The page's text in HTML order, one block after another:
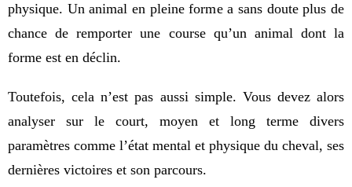
physique. Un animal en pleine forme a sans doute plus de
chance de remporter une course qu’un animal dont la
forme est en déclin.
Toutefois, cela n’est pas aussi simple. Vous devez alors
analyser sur le court, moyen et long terme divers
paramètres comme l’état mental et physique du cheval, ses
dernières victoires et son parcours.